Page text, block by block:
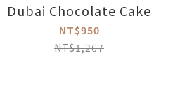
Dubai Chocolate Cake
NT$950
NT$1,267